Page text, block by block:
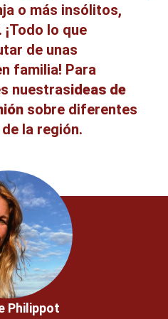
o más insólitos,
lo que
de unas
familia! Para
nuestrasideas de
sobre diferentes
la región.
Philippot